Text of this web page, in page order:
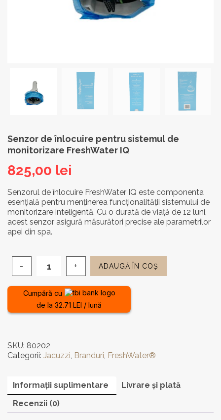
Senzor de înlocuire pentru sistemul de
monitorizare FreshWater IQ
825,00 lei
Senzorul de înlocuire FreshWater IQ este componenta
esențială pentru menținerea funcționalității sistemului de
monitorizare inteligentă. Cu o durată de viață de 12 luni,
acest senzor asigură măsurători precise ale parametrilor
apei din spa.
de
înlocuire
pentru
FreshWater
IQ
ADAUGĂ ÎN COȘ
Cumpără cu
de la 32.71 LEI / lună
SKU: 80202
Categorii: Jacuzzi, Branduri, FreshWater®
Informații suplimentare
Livrare și plată
Recenzii (0)